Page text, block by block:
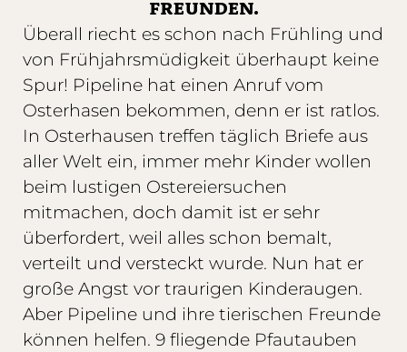
FREUNDEN.
Überall riecht es schon nach Frühling und
von Frühjahrsmüdigkeit überhaupt keine
Spur! Pipeline hat einen Anruf vom
Osterhasen bekommen, denn er ist ratlos.
In Osterhausen treffen täglich Briefe aus
aller Welt ein, immer mehr Kinder wollen
beim lustigen Ostereiersuchen
mitmachen, doch damit ist er sehr
überfordert, weil alles schon bemalt,
verteilt und versteckt wurde. Nun hat er
große Angst vor traurigen Kinderaugen.
Aber Pipeline und ihre tierischen Freunde
können helfen. 9 fliegende Pfautauben